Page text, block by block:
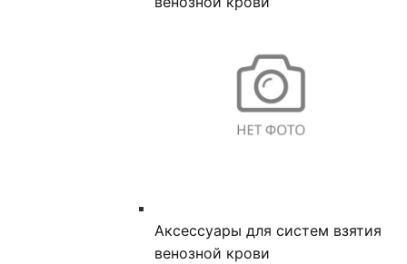
Аксессуары для систем взятия
венозной крови